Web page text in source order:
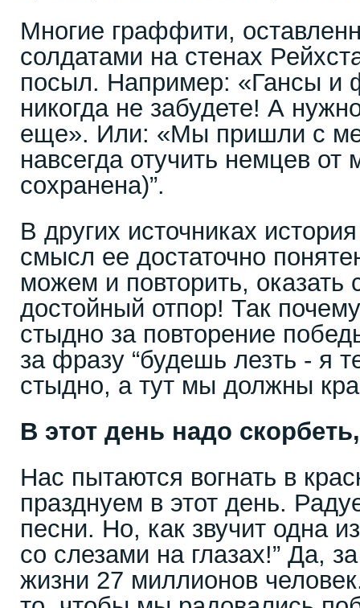
Многие граффити,
солдатами на стенах
посыл. Например: «Гансы и
никогда не забудете! А
еще». Или: «Мы пришли с
навсегда отучить немцев
сохранена)”.
В других источниках
смысл ее достаточно
можем и повторить, оказать
достойный отпор! Так
стыдно за повторение
за фразу “будешь лезть - я
стыдно, а тут мы должны
В этот день надо
Нас пытаются вогнать в
празднуем в этот день.
песни. Но, как звучит одна
со слезами на глазах!” Да,
жизни 27 миллионов